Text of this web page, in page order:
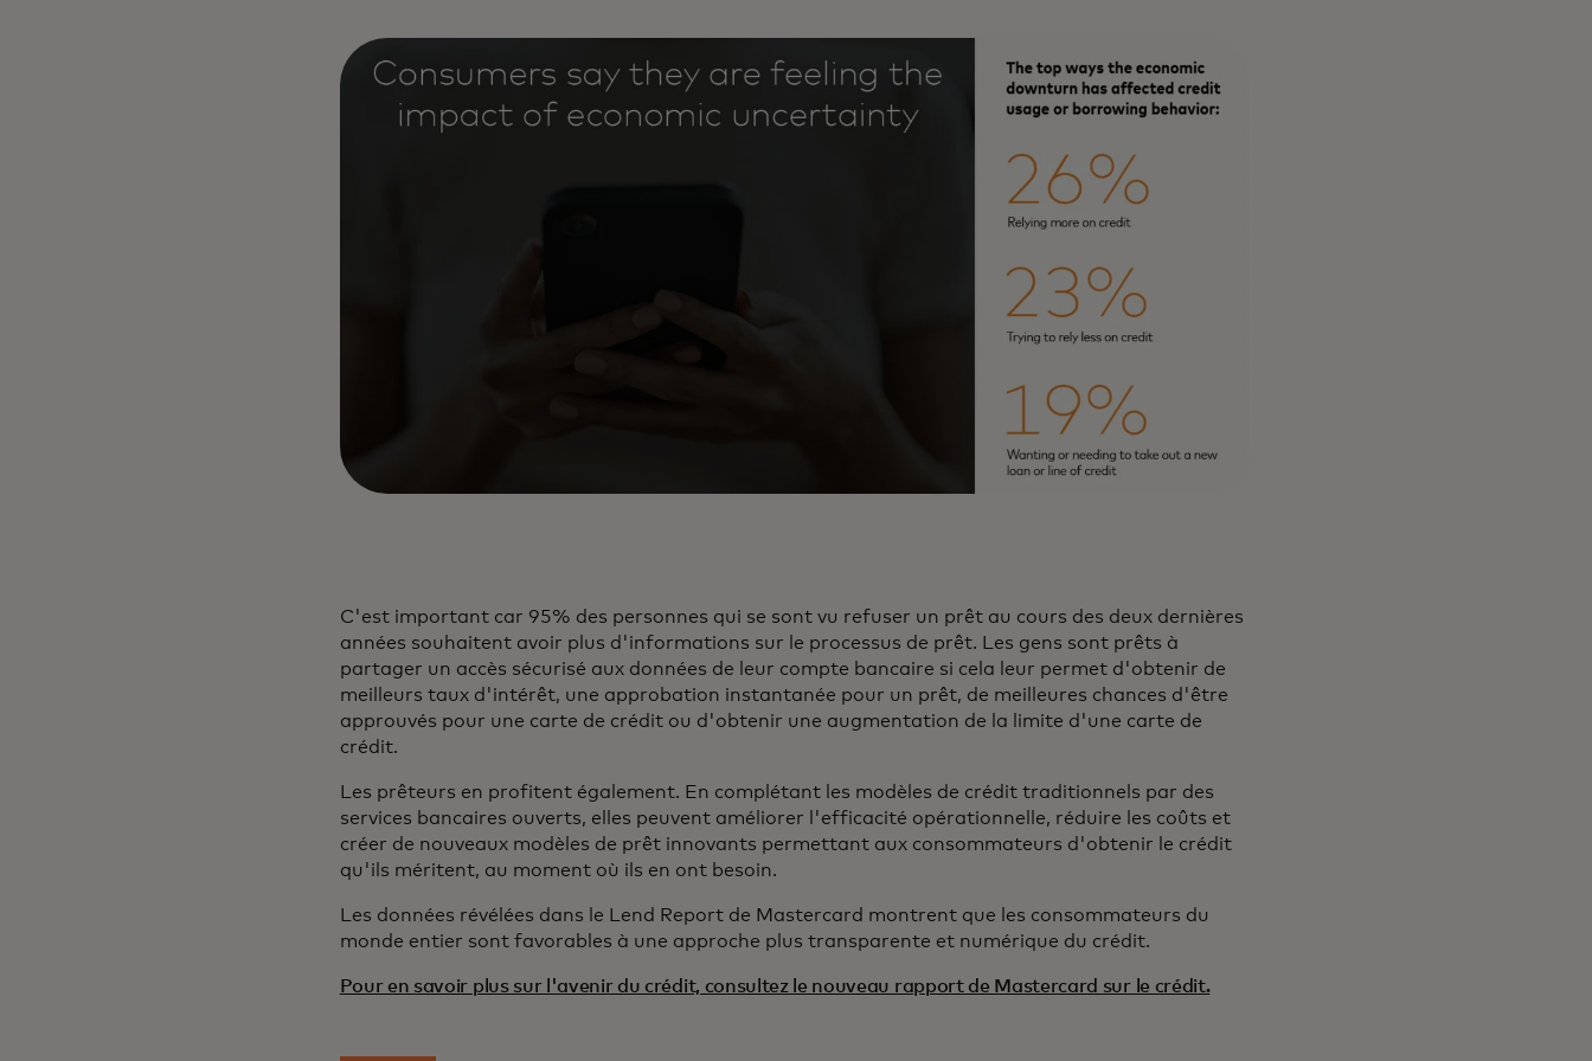
C'est important car 95% des personnes qui se sont vu refuser un prêt au cours des deux dernières
années souhaitent avoir plus d'informations sur le processus de prêt. Les gens sont prêts à
partager un accès sécurisé aux données de leur compte bancaire si cela leur permet d'obtenir de
meilleurs taux d'intérêt, une approbation instantanée pour un prêt, de meilleures chances d'être
approuvés pour une carte de crédit ou d'obtenir une augmentation de la limite d'une carte de
crédit.
Les prêteurs en profitent également. En complétant les modèles de crédit traditionnels par des
services bancaires ouverts, elles peuvent améliorer l'efficacité opérationnelle, réduire les coûts et
créer de nouveaux modèles de prêt innovants permettant aux consommateurs d'obtenir le crédit
qu'ils méritent, au moment où ils en ont besoin.
Les données révélées dans le Lend Report de Mastercard montrent que les consommateurs du
monde entier sont favorables à une approche plus transparente et numérique du crédit.
Pour en savoir plus sur l'avenir du crédit, consultez le nouveau rapport de Mastercard sur le crédit.